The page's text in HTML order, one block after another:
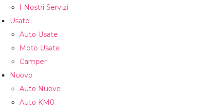
I Nostri Servizi
Usato
Auto Usate
Moto Usate
Camper
Nuovo
Auto Nuove
Auto KM0